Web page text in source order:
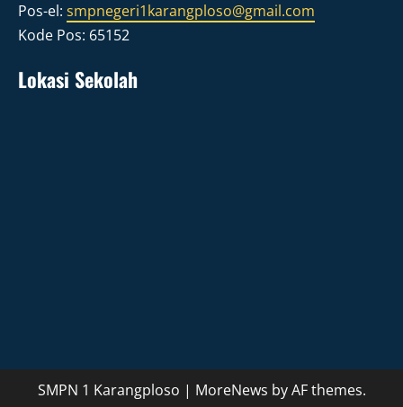
Pos-el: smpnegeri1karangploso@gmail.com
Kode Pos: 65152
Lokasi Sekolah
SMPN 1 Karangploso | MoreNews by AF themes.